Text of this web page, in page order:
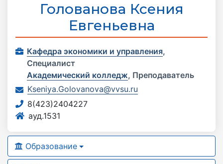
Голованова Ксения
Евгеньевна
Кафедра экономики и управления,
Специалист
Академический колледж, Преподаватель
Kseniya.Golovanova@vvsu.ru
8(423)2404227
ауд.1531
Образование